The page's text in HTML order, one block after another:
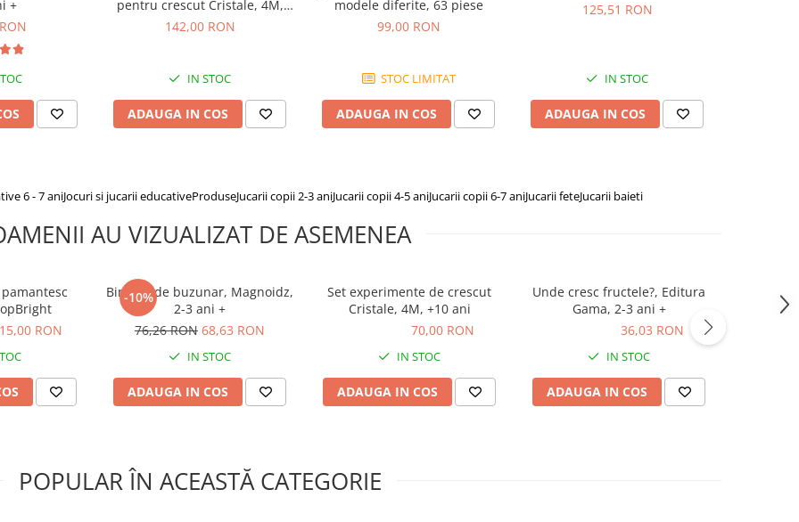
+
pentru crescut Cristale, 4M,
+10 ani
142,00 RON
IN STOC
ADAUGA IN COS
modele diferite, 63 piese
99,00 RON
STOC LIMITAT
ADAUGA IN COS
125,51 RON
IN STOC
ADAUGA IN COS
6 - 7 aniJocuri si jucarii educativeProduseJucarii copii 2-3 aniJucarii copii 4-5 aniJucarii copii 6-7 aniJucarii feteJucarii baieti
AU VIZUALIZAT DE ASEMENEA
pamantesc
RON
-10%
Binoclu de buzunar, Magnoidz,
2-3 ani +
76,26 RON 68,63 RON
IN STOC
ADAUGA IN COS
Set experimente de crescut
Cristale, 4M, +10 ani
70,00 RON
IN STOC
ADAUGA IN COS
Unde cresc fructele?, Editura
Gama, 2-3 ani +
36,03 RON
IN STOC
ADAUGA IN COS
Kit de
usor
POPULAR ÎN ACEASTĂ CATEGORIE